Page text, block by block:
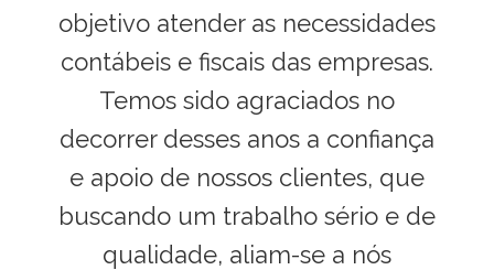
objetivo atender as necessidades
contábeis e fiscais das empresas.
Temos sido agraciados no
decorrer desses anos a confiança
e apoio de nossos clientes, que
buscando um trabalho sério e de
qualidade, aliam-se a nós